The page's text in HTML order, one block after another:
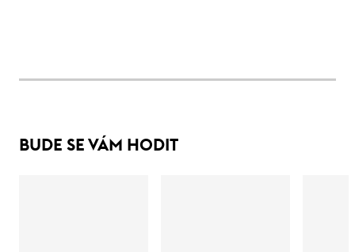
BUDE SE VÁM HODIT